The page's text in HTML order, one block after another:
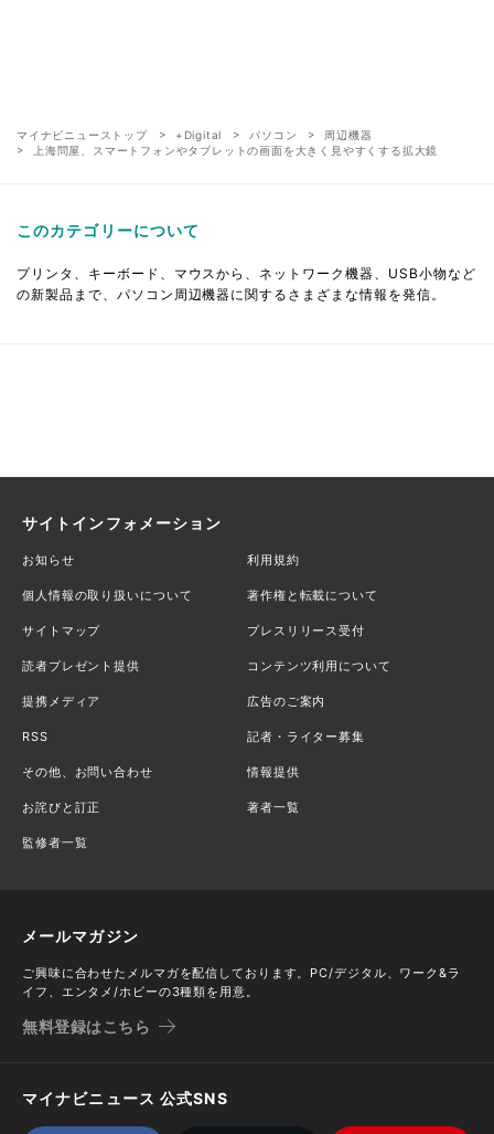
マイナビニューストップ +Digital パソコン
周辺機器
上海問屋、スマートフォンやタブレットの画面を大きく見やすくする拡大鏡
このカテゴリーについて
プリンタ、キーボード、マウスから、ネットワーク機器、USB小物など
の新製品まで、パソコン周辺機器に関するさまざまな情報を発信。
サイトインフォメーション
お知らせ 利用規約
個人情報の取り扱いについて 著作権と転載について
サイトマップ プレスリリース受付
読者プレゼント提供 コンテンツ利用について
提携メディア 広告のご案内
RSS 記者・ライター募集
その他、お問い合わせ 情報提供
お詫びと訂正 著者一覧
監修者一覧
メールマガジン
ご興味に合わせたメルマガを配信しております。PC/デジタル、ワーク&ラ
イフ、エンタメ/ホビーの3種類を用意。
無料登録はこちら
マイナビニュース 公式SNS